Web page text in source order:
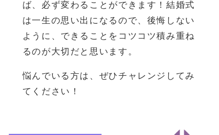
ば、必ず変わることができます！結婚式
は一生の思い出になるので、後悔しない
ように、できることをコツコツ積み重ね
るのが大切だと思います。
悩んでいる方は、ぜひチャレンジしてみ
てください！